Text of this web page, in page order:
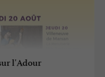
l'Adour